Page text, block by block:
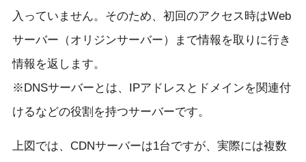
入っていません。そのため、初回のアクセス時はWeb
サーバー（オリジンサーバー）まで情報を取りに行き
情報を返します。
※DNSサーバーとは、IPアドレスとドメインを関連付
けるなどの役割を持つサーバーです。
上図では、CDNサーバーは1台ですが、実際には複数